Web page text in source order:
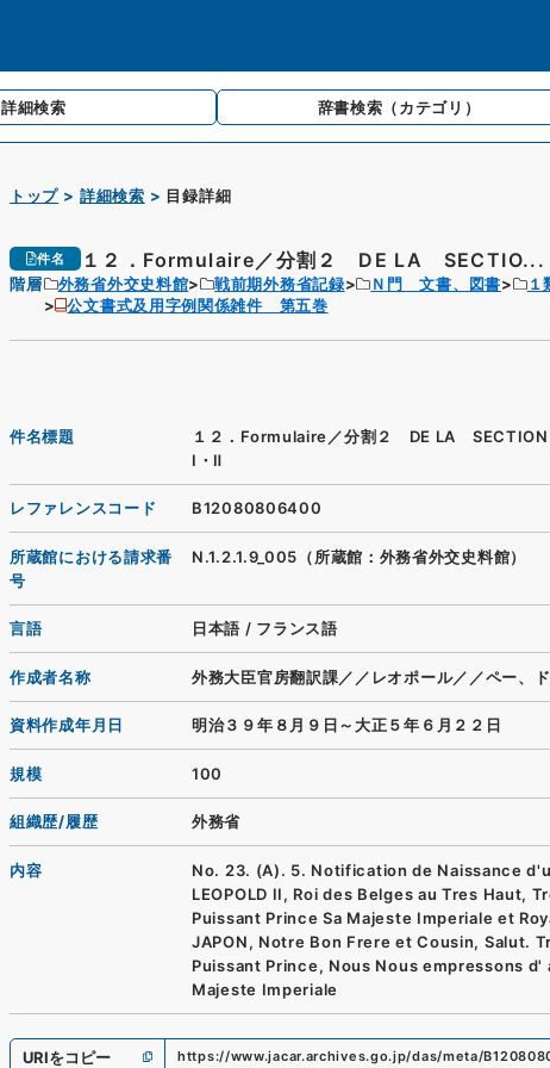
詳細検索 辞書検索 （カテゴリ）
トップ 詳細検索 目録詳細
件名 １２．Formulaire／分割２ DE LA SECTIO...
階層 外務省外交史料館 戦前期外務省記録 Ｎ門 文書、図書 １
公文書式及用字例関係雑件 第五巻
件名標題
１２．Formulaire／分割２ DE LA SECTION
Ⅰ・Ⅱ
レファレンスコード B12080806400
所蔵館における請求番
号
N.1.2.1.9_005（所蔵館：外務省外交史料館）
言語 日本語 / フランス語
作成者名称 外務大臣官房翻訳課／／レオポール／／ペー、
資料作成年月日 明治３９年８月９日～大正５年６月２２日
規模 100
組織歴/履歴 外務省
内容
No. 23. (A). 5. Notification de Naissance
LEOPOLD II, Roi des Belges au Tres Haut,
Puissant Prince Sa Majeste Imperiale et
JAPON, Notre Bon Frere et Cousin, Salut.
Puissant Prince, Nous Nous empressons d'
Majeste Imperiale
URIをコピー https://www.jacar.archives.go.jp/das/meta/